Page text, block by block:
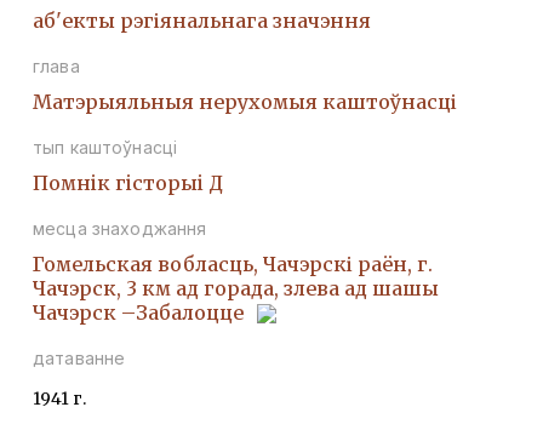
аб'екты рэгіянальнага значэння
глава
Матэрыяльныя нерухомыя каштоўнасці
тып каштоўнасці
Помнiк гiсторыi Д
месца знаходжання
Гомельская вобласць, Чачэрскі раён, г.
Чачэрск, 3 км ад горада, злева ад шашы
Чачэрск –Забалоцце
датаванне
1941 г.